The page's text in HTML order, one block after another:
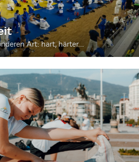
Art: hart, härter...